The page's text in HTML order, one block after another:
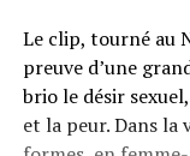
Le clip, tourné au
preuve d’une
brio le désir
et la peur. Dans la